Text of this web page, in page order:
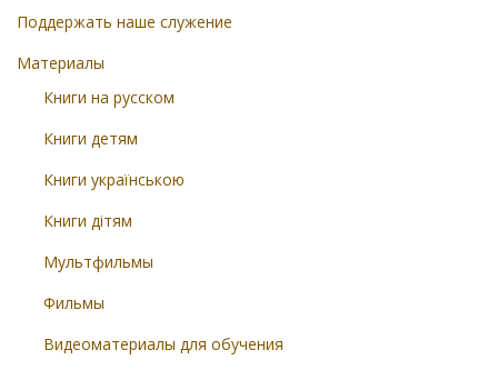
Поддержать наше служение
Материалы
Книги на русском
Книги детям
Книги українською
Книги дітям
Мультфильмы
Фильмы
Видеоматериалы для обучения